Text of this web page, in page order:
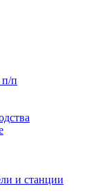
п/п
и станции